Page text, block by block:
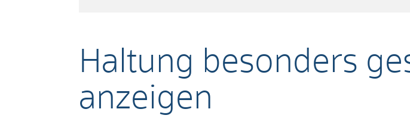
Haltung besonders
anzeigen